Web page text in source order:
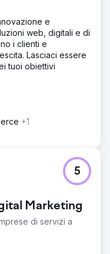
sono emersi
in tutti e tre gli
e SEO Off Page).
che
e Off Page. Ho
Tecnica (tag H1
una ricerca di
di Meta Title e
le immagini. La
del valore delle
iniziato ad
arrivare. Prima non
per "scuole
molto lavoro da
qualche contatto
lavorare per questo
e
web, digitali e di
i clienti e
Lasciaci essere
tuoi obiettivi
+1
Marketing
di servizi a
5